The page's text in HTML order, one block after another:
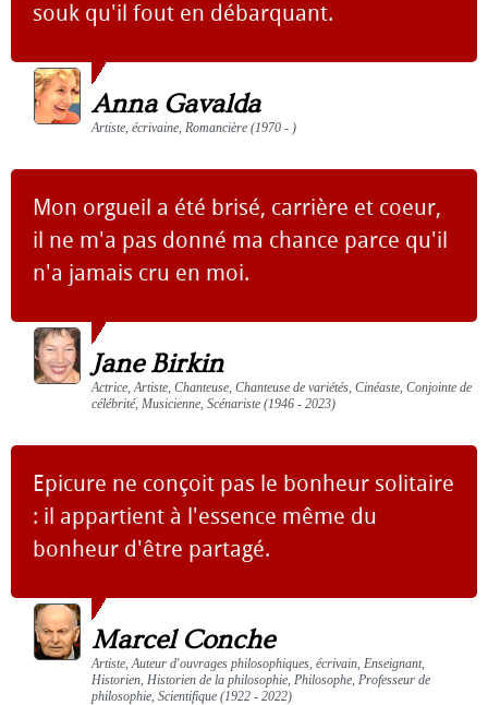
souk qu'il fout en débarquant.
Anna Gavalda
Artiste, écrivaine, Romancière (1970 - )
Mon orgueil a été brisé, carrière et coeur,
il ne m'a pas donné ma chance parce qu'il
n'a jamais cru en moi.
Jane Birkin
Actrice, Artiste, Chanteuse, Chanteuse de variétés, Cinéaste, Conjointe de
célébrité, Musicienne, Scénariste (1946 - 2023)
Epicure ne conçoit pas le bonheur solitaire
: il appartient à l'essence même du
bonheur d'être partagé.
Marcel Conche
Artiste, Auteur d'ouvrages philosophiques, écrivain, Enseignant,
Historien, Historien de la philosophie, Philosophe, Professeur de
philosophie, Scientifique (1922 - 2022)